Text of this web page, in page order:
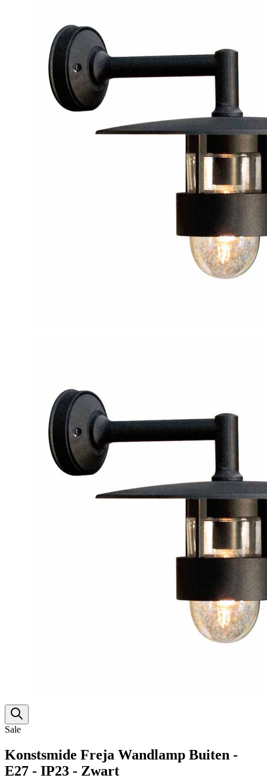
Sale
Konstsmide Freja Wandlamp Buiten -
E27 - IP23 - Zwart